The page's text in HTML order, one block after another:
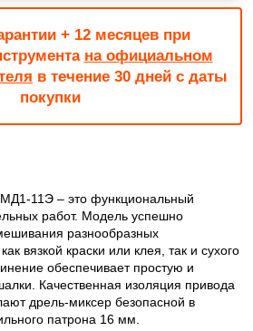
+ 12 месяцев при
на официальном
в течение 30 дней с даты
покупки
11Э – это функциональный
работ. Модель успешно
разнообразных
вязкой краски или клея, так и сухого
обеспечивает простую и
Качественная изоляция привода
дрель-миксер безопасной в
патрона 16 мм.